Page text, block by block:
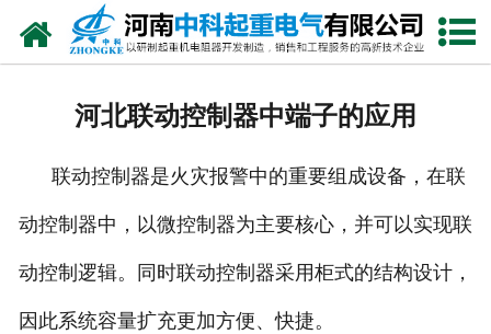
网站首页
河北联动控制器中端子的应用
联动控制器是火灾报警中的重要组成设备，在联
动控制器中，以微控制器为主要核心，并可以实现联
动控制逻辑。同时联动控制器采用柜式的结构设计，
因此系统容量扩充更加方便、快捷。